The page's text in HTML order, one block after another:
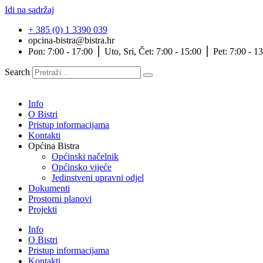
Idi na sadržaj
+ 385 (0) 1 3390 039
opcina-bistra@bistra.hr
Pon: 7:00 - 17:00 ⎪ Uto, Sri, Čet: 7:00 - 15:00 ⎪ Pet: 7:00 -
Search
Info
O Bistri
Pristup informacijama
Kontakti
Općina Bistra
Općinski načelnik
Općinsko vijeće
Jedinstveni upravni odjel
Dokumenti
Prostorni planovi
Projekti
Info
O Bistri
Pristup informacijama
Kontakti